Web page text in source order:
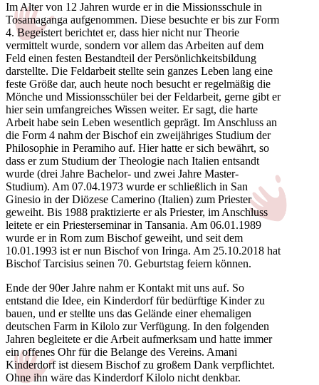
Im Alter von 12 Jahren wurde er in die Missionsschule in
Tosamaganga aufgenommen. Diese besuchte er bis zur Form
4. Begeistert berichtet er, dass hier nicht nur Theorie
vermittelt wurde, sondern vor allem das Arbeiten auf dem
Feld einen festen Bestandteil der Persönlichkeitsbildung
darstellte. Die Feldarbeit stellte sein ganzes Leben lang eine
feste Größe dar, auch heute noch besucht er regelmäßig die
Mönche und Missionsschüler bei der Feldarbeit, gerne gibt er
hier sein umfangreiches Wissen weiter. Er sagt, die harte
Arbeit habe sein Leben wesentlich geprägt. Im Anschluss an
die Form 4 nahm der Bischof ein zweijähriges Studium der
Philosophie in Peramiho auf. Hier hatte er sich bewährt, so
dass er zum Studium der Theologie nach Italien entsandt
wurde (drei Jahre Bachelor- und zwei Jahre Master-
Studium). Am 07.04.1973 wurde er schließlich in San
Ginesio in der Diözese Camerino (Italien) zum Priester
geweiht. Bis 1988 praktizierte er als Priester, im Anschluss
leitete er ein Priesterseminar in Tansania. Am 06.01.1989
wurde er in Rom zum Bischof geweiht, und seit dem
10.01.1993 ist er nun Bischof von Iringa. Am 25.10.2018 hat
Bischof Tarcisius seinen 70. Geburtstag feiern können.
Ende der 90er Jahre nahm er Kontakt mit uns auf. So
entstand die Idee, ein Kinderdorf für bedürftige Kinder zu
bauen, und er stellte uns das Gelände einer ehemaligen
deutschen Farm in Kilolo zur Verfügung. In den folgenden
Jahren begleitete er die Arbeit aufmerksam und hatte immer
ein offenes Ohr für die Belange des Vereins. Amani
Kinderdorf ist diesem Bischof zu großem Dank verpflichtet.
Ohne ihn wäre das Kinderdorf Kilolo nicht denkbar.